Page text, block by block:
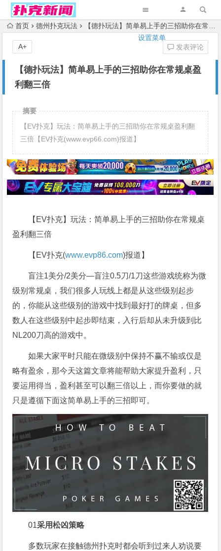
设置菜单
首页 德州扑克玩法 【德扑玩法】简单易上手的三招助你在常规桌盈利翻三倍
【德扑玩法】简单易上手的三招助你在常规桌盈
利翻三倍
发表评论
A+
摘要
【EV扑克】玩法：简单易上手的三招助你在常规桌盈利翻
三倍【EV扑克(www.evp66.com)报道】
【EV扑克】玩法：简单易上手的三招助你在常规桌
盈利翻三倍
【EV扑克(www.evp86.com)报道】
盲注1美分/2美分—盲注0.5刀/1刀这些游戏统称为微
级别常规桌，我们很多人玩线上都是从这些级别起步
的，你能从这些级别的游戏中找到最好打的牌桌，但多
数人在这些级别中起步即结束，入行后却从未升级到比
NL200刀高的游戏中。
如果大家平时只能在微级别中保持不赢不输或仅是
略有盈余，那今天这篇文章将能帮助大家提升盈利，只
要运用得当，盈利甚至可以翻三倍以上，而你要做的就
只是遵循下面这简单易上手的三招即可。
01采用松凶策略
多数玩家在接触德州扑克时都会听到过来人劝说要